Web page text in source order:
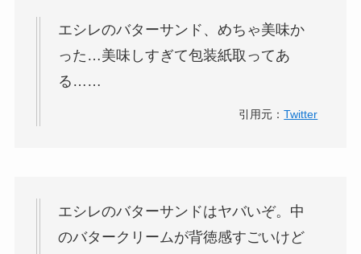
エシレのバターサンド 、めちゃ美味か
った…美味しすぎて包装紙取ってあ
る……
引用元：Twitter
エシレのバターサンドはヤバいぞ。中
のバタークリームが背徳感すごいけど